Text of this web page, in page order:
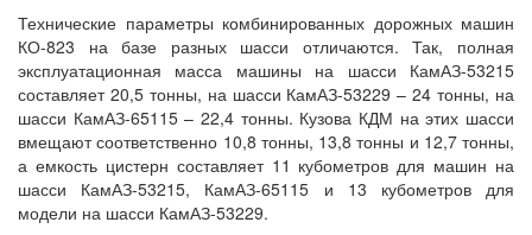
Технические параметры комбинированных дорожных машин
КО-823 на базе разных шасси отличаются. Так, полная
эксплуатационная масса машины на шасси КамАЗ-53215
составляет 20,5 тонны, на шасси КамАЗ-53229 – 24 тонны, на
шасси КамАЗ-65115 – 22,4 тонны. Кузова КДМ на этих шасси
вмещают соответственно 10,8 тонны, 13,8 тонны и 12,7 тонны,
а емкость цистерн составляет 11 кубометров для машин на
шасси КамАЗ-53215, КамАЗ-65115 и 13 кубометров для
модели на шасси КамАЗ-53229.